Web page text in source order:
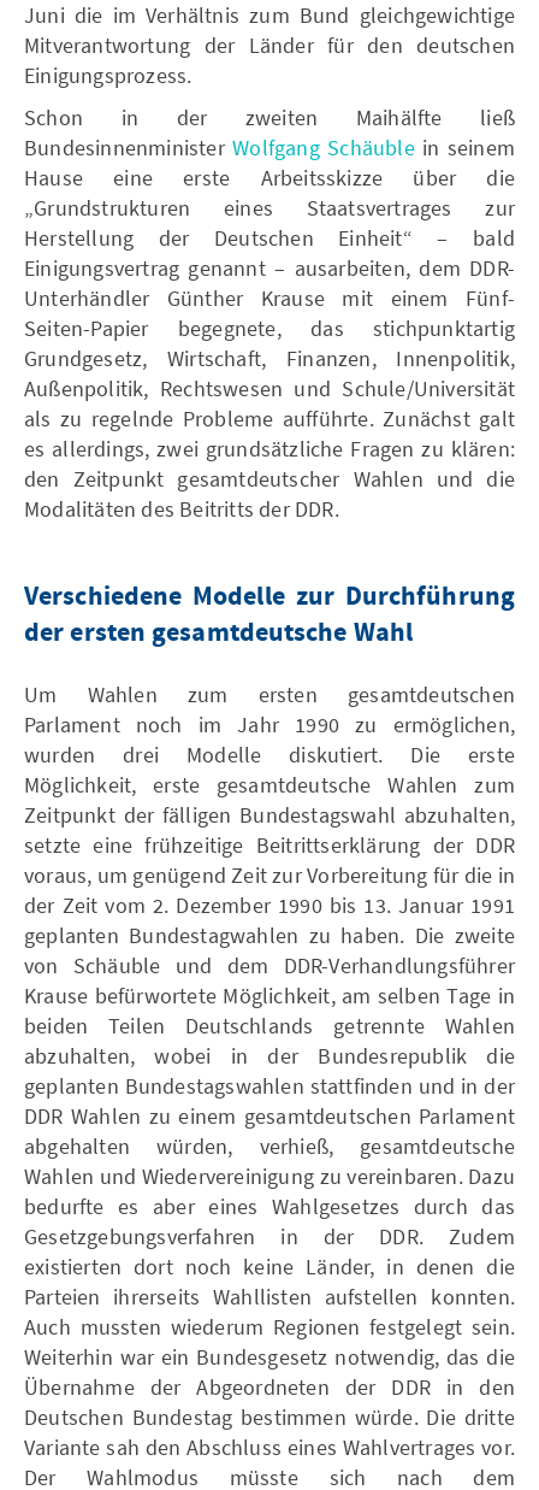
Juni die im Verhältnis zum Bund gleichgewichtige
Mitverantwortung der Länder für den deutschen
Einigungsprozess.
Schon in der zweiten Maihälfte ließ
BundesinnenministerWolfgang Schäublein seinem
Hause eine erste Arbeitsskizze über die
„Grundstrukturen eines Staatsvertrages zur
Herstellung der Deutschen Einheit“ – bald
Einigungsvertrag genannt – ausarbeiten, dem DDR-
Unterhändler Günther Krause mit einem Fünf-
Seiten-Papier begegnete, das stichpunktartig
Grundgesetz, Wirtschaft, Finanzen, Innenpolitik,
Außenpolitik, Rechtswesen und Schule/Universität
als zu regelnde Probleme aufführte. Zunächst galt
es allerdings, zwei grundsätzliche Fragen zu klären:
den Zeitpunkt gesamtdeutscher Wahlen und die
Modalitäten des Beitritts der DDR.
Verschiedene Modelle zur Durchführung
der ersten gesamtdeutsche Wahl
Um Wahlen zum ersten gesamtdeutschen
Parlament noch im Jahr 1990 zu ermöglichen,
wurden drei Modelle diskutiert. Die erste
Möglichkeit, erste gesamtdeutsche Wahlen zum
Zeitpunkt der fälligen Bundestagswahl abzuhalten,
setzte eine frühzeitige Beitrittserklärung der DDR
voraus, um genügend Zeit zur Vorbereitung für die in
der Zeit vom 2. Dezember 1990 bis 13. Januar 1991
geplanten Bundestagwahlen zu haben. Die zweite
von Schäuble und dem DDR-Verhandlungsführer
Krause befürwortete Möglichkeit, am selben Tage in
beiden Teilen Deutschlands getrennte Wahlen
abzuhalten, wobei in der Bundesrepublik die
geplanten Bundestagswahlen stattfinden und in der
DDR Wahlen zu einem gesamtdeutschen Parlament
abgehalten würden, verhieß, gesamtdeutsche
Wahlen und Wiedervereinigung zu vereinbaren. Dazu
bedurfte es aber eines Wahlgesetzes durch das
Gesetzgebungsverfahren in der DDR. Zudem
existierten dort noch keine Länder, in denen die
Parteien ihrerseits Wahllisten aufstellen konnten.
Auch mussten wiederum Regionen festgelegt sein.
Weiterhin war ein Bundesgesetz notwendig, das die
Übernahme der Abgeordneten der DDR in den
Deutschen Bundestag bestimmen würde. Die dritte
Variante sah den Abschluss eines Wahlvertrages vor.
Der Wahlmodus müsste sich nach dem